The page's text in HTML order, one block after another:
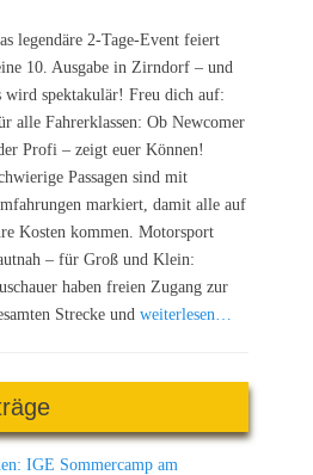
legendäre 2-Tage-Event feiert
10. Ausgabe in Zirndorf – und
wird spektakulär! Freu dich auf:
alle Fahrerklassen: Ob Newcomer
Profi – zeigt euer Können!
Passagen sind mit
markiert, damit alle auf
Kosten kommen. Motorsport
– für Groß und Klein:
haben freien Zugang zur
Strecke undweiterlesen…
IGE Sommercamp am